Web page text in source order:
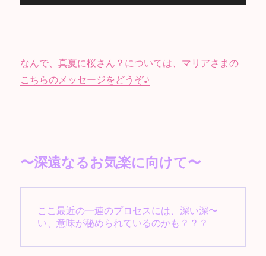
なんで、真夏に桜さん？については、マリアさまの
こちらのメッセージをどうぞ♪
〜深遠なるお気楽に向けて〜
ここ最近の一連のプロセスには、深い深〜
い、意味が秘められているのかも？？？